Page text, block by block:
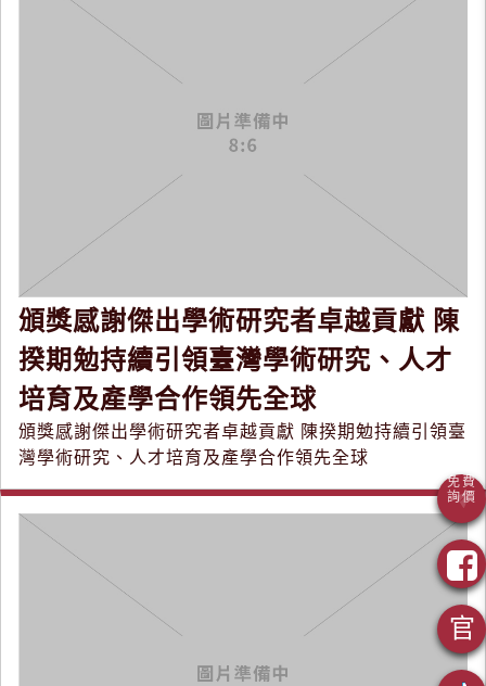
頒獎感謝傑出學術研究者卓越貢獻 陳
揆期勉持續引領臺灣學術研究、人才
培育及產學合作領先全球
頒獎感謝傑出學術研究者卓越貢獻 陳揆期勉持續引領臺
灣學術研究、人才培育及產學合作領先全球
官